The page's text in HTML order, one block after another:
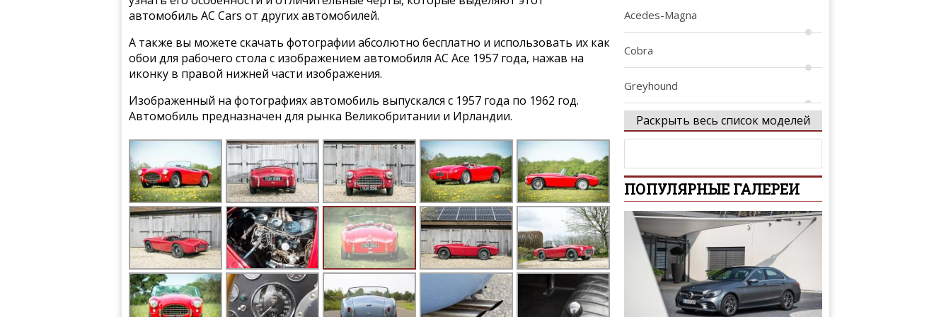
автомобиль AC Cars от других автомобилей.
А также вы можете скачать фотографии абсолютно бесплатно и использовать их как
обои для рабочего стола с изображением автомобиля AC Ace 1957 года, нажав на
иконку в правой нижней части изображения.
Изображенный на фотографиях автомобиль выпускался с 1957 года по 1962 год.
Автомобиль предназначен для рынка Великобритании и Ирландии.
Acedes-Magna
Cobra
Greyhound
Invacar
Six
Sociable
Раскрыть весь список моделей
ПОПУЛЯРНЫЕ ГАЛЕРЕИ